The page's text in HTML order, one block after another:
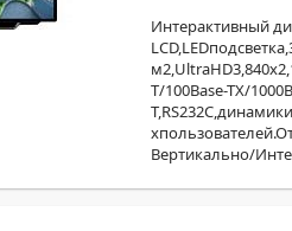
Интерактивный
T/100Base-TX/
Вертикально/